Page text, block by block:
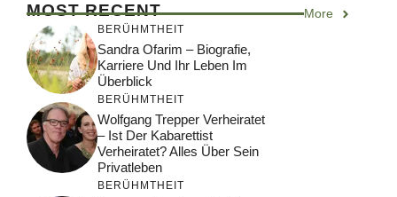
MOST RECENT More
BERÜHMTHEIT
Sandra Ofarim – Biografie,
Karriere Und Ihr Leben Im
Überblick
BERÜHMTHEIT
Wolfgang Trepper Verheiratet
– Ist Der Kabarettist
Verheiratet? Alles Über Sein
Privatleben
BERÜHMTHEIT